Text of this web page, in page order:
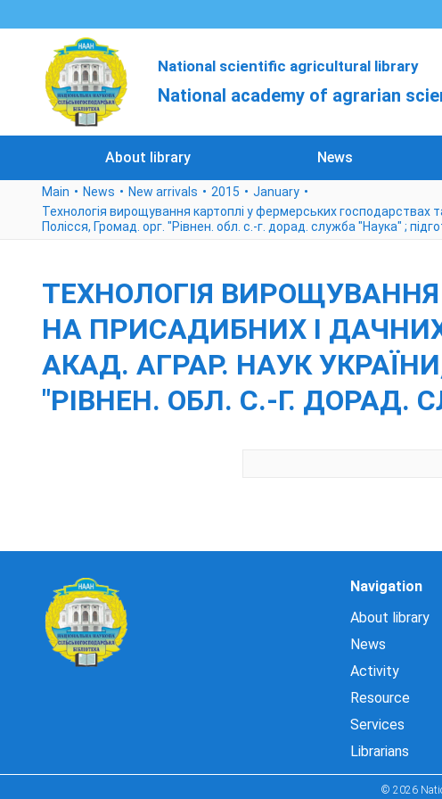
National scientific agricultural library
National academy of agrarian
About library News
Main News New arrivals 2015
January
Технологія вирощування картоплі у фермерських господарствах
Полісся, Громад. орг. "Рівнен. обл. с.-г. дорад. служба "Наука" ;
ТЕХНОЛОГІЯ
НА ПРИСАДИБНИХ І
АКАД. АГРАР. НАУК
"РІВНЕН. ОБЛ. С.-Г. ДОРАД.
Navigation
About library
News
Activity
Resource
Services
Librarians
© 2026